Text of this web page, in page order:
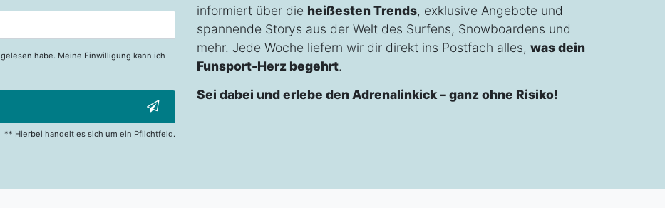
gelesen habe. Meine Einwilligung kann ich
** Hierbei handelt es sich um ein Pflichtfeld.
informiert über die heißesten Trends, exklusive Angebote und
spannende Storys aus der Welt des Surfens, Snowboardens und
mehr. Jede Woche liefern wir dir direkt ins Postfach alles, was dein
Funsport-Herz begehrt.
Sei dabei und erlebe den Adrenalinkick – ganz ohne Risiko!